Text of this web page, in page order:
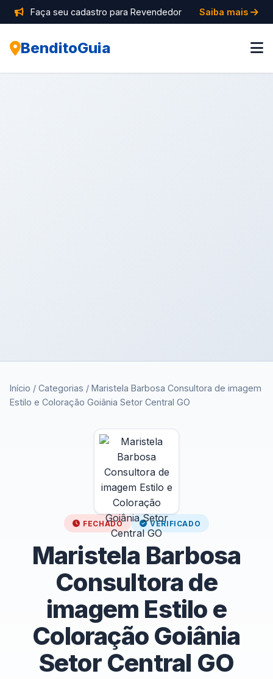
Faça seu cadastro para Revendedor Saiba mais
BenditoGuia
Início / Categorias / Maristela Barbosa Consultora de imagem
Estilo e Coloração Goiânia Setor Central GO
FECHADO VERIFICADO
Maristela Barbosa
Consultora de
imagem Estilo e
Coloração Goiânia
Setor Central GO